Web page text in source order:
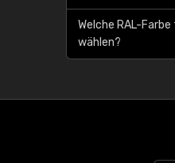
Welche RAL-
wählen?